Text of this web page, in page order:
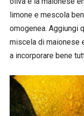
limone e mescola
omogenea. Aggiungi
miscela di maionese
a incorporare bene